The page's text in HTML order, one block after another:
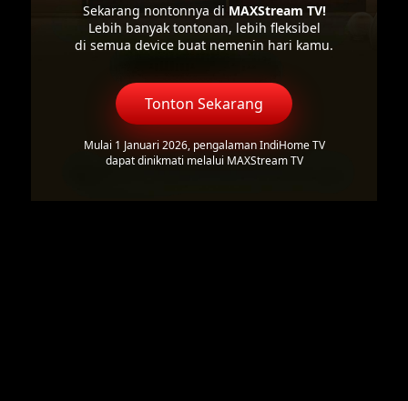
Sekarang nontonnya di MAXStream TV!
Lebih banyak tontonan, lebih fleksibel
di semua device buat nemenin hari kamu.
Tonton Sekarang
Mulai 1 Januari 2026, pengalaman IndiHome TV
dapat dinikmati melalui MAXStream TV